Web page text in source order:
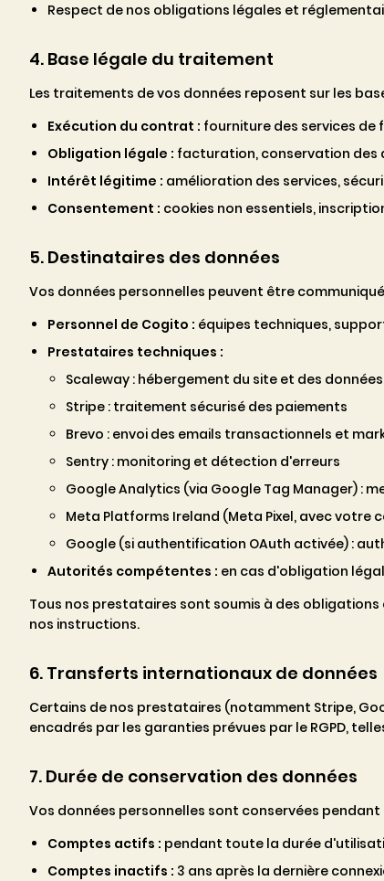
Respect de nos obligations légales et
4. Base légale du traitement
Les traitements de vos données reposent sur les
Exécution du contrat : fourniture des services
Obligation légale : facturation, conservation des
Intérêt légitime : amélioration des services,
Consentement : cookies non essentiels,
5. Destinataires des données
Vos données personnelles peuvent être
Personnel de Cogito : équipes techniques,
Prestataires techniques :
Scaleway : hébergement du site et des données
Stripe : traitement sécurisé des paiements
Brevo : envoi des emails transactionnels et
Sentry : monitoring et détection d'erreurs
Google Analytics (via Google Tag Manager) :
Meta Platforms Ireland (Meta Pixel, avec
Google (si authentification OAuth activée) :
Autorités compétentes : en cas d'obligation
Tous nos prestataires sont soumis à des
nos instructions.
6. Transferts internationaux de données
Certains de nos prestataires (notamment Stripe,
encadrés par les garanties prévues par le RGPD,
7. Durée de conservation des données
Vos données personnelles sont conservées pendant
Comptes actifs : pendant toute la durée
Comptes inactifs : 3 ans après la dernière